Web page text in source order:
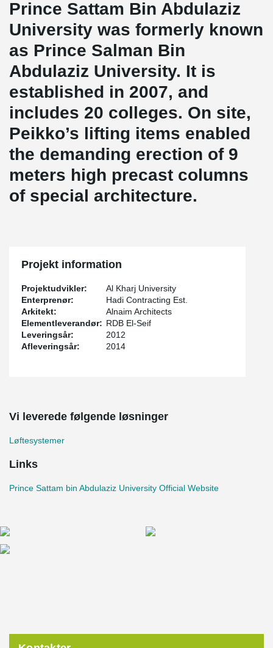
Prince Sattam Bin Abdulaziz
University was formerly known
as Prince Salman Bin
Abdulaziz University. It is
established in 2007, and
includes 20 colleges. On site,
Peikko’s lifting items enabled
the demanding erection of 9
meters high precast columns
of special architecture.
Projekt information
Projektudvikler:
Al Kharj University
Enterprenør:
Hadi Contracting Est.
Arkitekt:
Alnaim Architects
Elementleverandør: RDB El-Seif
Leveringsår:
2012
Afleveringsår:
2014
Vi leverede følgende løsninger
Løftesystemer
Links
Prince Sattam bin Abdulaziz University Official Website